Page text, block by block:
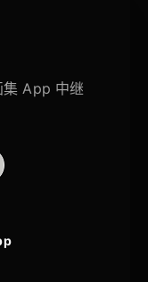
集 App 中继